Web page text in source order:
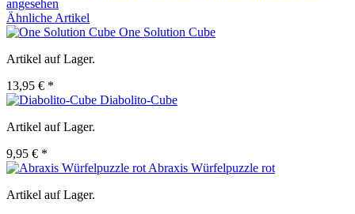
angesehen
Ähnliche Artikel
One Solution Cube
Artikel auf Lager.
13,95 € *
Diabolito-Cube
Artikel auf Lager.
9,95 € *
Abraxis Würfelpuzzle rot
Artikel auf Lager.